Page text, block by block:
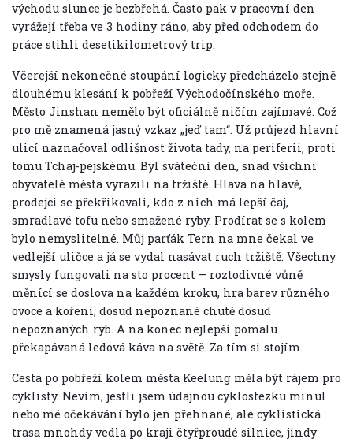
východu slunce je bezbřehá. Často pak v pracovní den
vyrážejí třeba ve 3 hodiny ráno, aby před odchodem do
práce stihli desetikilometrový trip.
Včerejší nekonečné stoupání logicky předcházelo stejně
dlouhému klesání k pobřeží Východočínského moře.
Město Jinshan nemělo být oficiálně ničím zajímavé. Což
pro mě znamená jasný vzkaz „jeď tam“. Už průjezd hlavní
ulicí naznačoval odlišnost života tady, na periferii, proti
tomu Tchaj-pejskému. Byl sváteční den, snad všichni
obyvatelé města vyrazili na tržiště. Hlava na hlavě,
prodejci se překřikovali, kdo z nich má lepší čaj,
smradlavé tofu nebo smažené ryby. Prodírat se s kolem
bylo nemyslitelné. Můj parťák Tern na mne čekal ve
vedlejší uličce a já se vydal nasávat ruch tržiště. Všechny
smysly fungovali na sto procent – roztodivné vůně
měnící se doslova na každém kroku, hra barev různého
ovoce a koření, dosud nepoznané chutě dosud
nepoznaných ryb. A na konec nejlepší pomalu
překapávaná ledová káva na světě. Za tím si stojím.
Cesta po pobřeží kolem města Keelung měla být rájem pro
cyklisty. Nevím, jestli jsem údajnou cyklostezku minul
nebo mé očekávání bylo jen přehnané, ale cyklistická
trasa mnohdy vedla po kraji čtyřproudé silnice, jindy